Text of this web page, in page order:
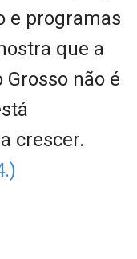
e programas
que a
não é
crescer.